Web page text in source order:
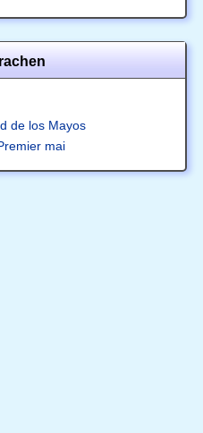
de los Mayos
mai